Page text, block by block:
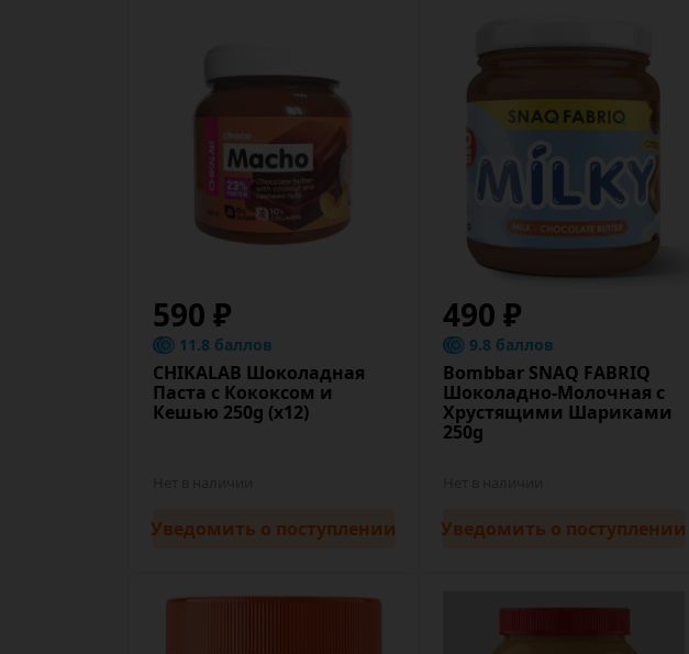
590 ₽
11.8 баллов
CHIKALAB Шоколадная
Паста с Кококсом и
Кешью 250g (х12)
Уведомить о поступлении
490 ₽
9.8 баллов
Bombbar SNAQ FABRIQ
Шоколадно-Молочная с
Хрустящими Шариками
250g
Уведомить о поступлении